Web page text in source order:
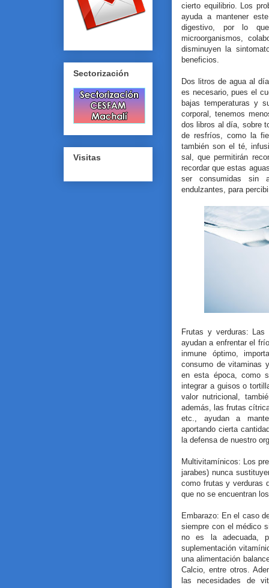
cierto equilibrio. Los
ayuda a mantener
digestivo, por lo
microorganismos,
disminuyen la
beneficios.
Dos litros de agua al
es necesario, pues el
bajas temperaturas y
corporal, tenemos
dos libros al día, sobre
de resfríos, como la
también son el té,
sal, que permitirán
recordar que estas
ser consumidas sin
endulzantes, para
Frutas y verduras:
ayudan a enfrentar el
inmune óptimo,
consumo de vitaminas
en esta época, como
integrar a guisos o
valor nutricional,
además, las frutas
etc., ayudan a
aportando cierta
la defensa de nuestro
Multivitamínicos: Los
jarabes) nunca
como frutas y verduras
que no se encuentran
Embarazo: En el caso
siempre con el médico
no es la adecuada,
suplementación
una alimentación
Calcio, entre otros.
las necesidades de
Sectorización
Visitas